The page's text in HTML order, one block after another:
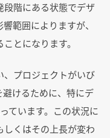
段階にある状態でデザ
範囲によりますが、
とになります。
、プロジェクトがいび
けるために、特にデ
ています。この状況に
しくはその上長が変わ